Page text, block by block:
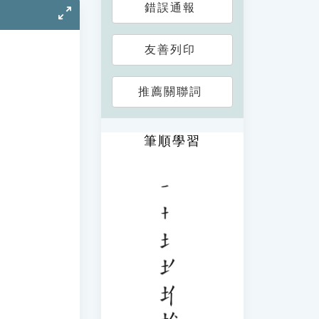
錯誤通報
友善列印
推薦關聯詞
筆順學習